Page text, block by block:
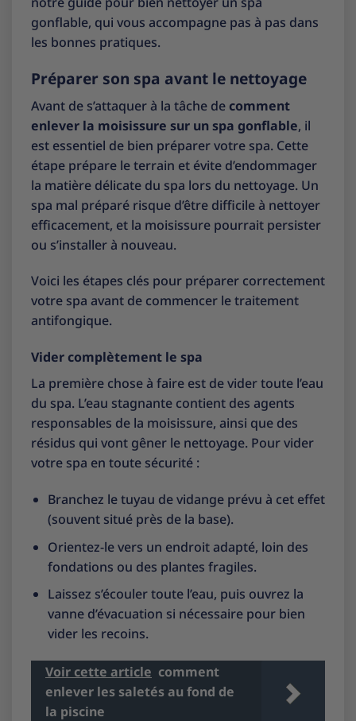
gonflable, qui vous accompagne pas à pas dans
les bonnes pratiques.
Préparer son spa avant le nettoyage
Avant de s’attaquer à la tâche de comment
enlever la moisissure sur un spa gonflable, il
est essentiel de bien préparer votre spa. Cette
étape prépare le terrain et évite d’endommager
la matière délicate du spa lors du nettoyage. Un
spa mal préparé risque d’être difficile à nettoyer
efficacement, et la moisissure pourrait persister
ou s’installer à nouveau.
Voici les étapes clés pour préparer correctement
votre spa avant de commencer le traitement
antifongique.
Vider complètement le spa
La première chose à faire est de vider toute l’eau
du spa. L’eau stagnante contient des agents
responsables de la moisissure, ainsi que des
résidus qui vont gêner le nettoyage. Pour vider
votre spa en toute sécurité :
Branchez le tuyau de vidange prévu à cet effet
(souvent situé près de la base).
Orientez-le vers un endroit adapté, loin des
fondations ou des plantes fragiles.
Laissez s’écouler toute l’eau, puis ouvrez la
vanne d’évacuation si nécessaire pour bien
vider les recoins.
Voir cette article comment
enlever les saletés au fond de
la piscine